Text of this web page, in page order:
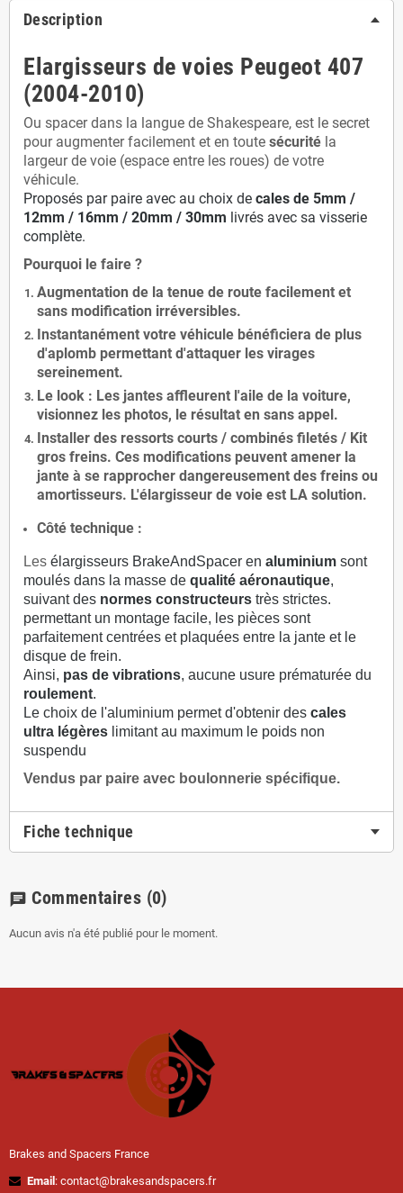
Description
Elargisseurs de voies Peugeot 407
(2004-2010)
Ou spacer dans la langue de Shakespeare, est le secret
pour augmenter facilement et en toute sécurité la
largeur de voie (espace entre les roues) de votre
véhicule.
Proposés par paire avec au choix de cales de 5mm /
12mm / 16mm / 20mm / 30mm livrés avec sa visserie
complète.
Pourquoi le faire ?
Augmentation de la tenue de route facilement et
sans modification irréversibles.
Instantanément votre véhicule bénéficiera de plus
d'aplomb permettant d'attaquer les virages
sereinement.
Le look : Les jantes affleurent l'aile de la voiture,
visionnez les photos, le résultat en sans appel.
Installer des ressorts courts / combinés filetés / Kit
gros freins. Ces modifications peuvent amener la
jante à se rapprocher dangereusement des freins ou
amortisseurs. L'élargisseur de voie est LA solution.
Côté technique :
Les élargisseurs BrakeAndSpacer en aluminium sont
moulés dans la masse de qualité aéronautique,
suivant des normes constructeurs très strictes.
permettant un montage facile, les pièces sont
parfaitement centrées et plaquées entre la jante et le
disque de frein.
Ainsi, pas de vibrations, aucune usure prématurée du
roulement.
Le choix de l'aluminium permet d'obtenir des cales
ultra légères limitant au maximum le poids non
suspendu
Vendus par paire avec boulonnerie spécifique.
Fiche technique
chat Commentaires (0)
Aucun avis n'a été publié pour le moment.
Brakes and Spacers France
Email : contact@brakesandspacers.fr